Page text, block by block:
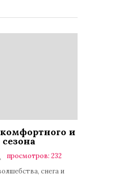
и
сезона
просмотров: 232
снега и